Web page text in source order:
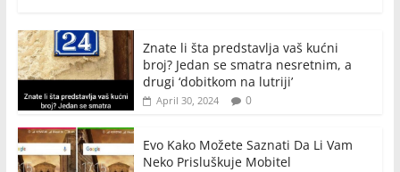
Znate li šta predstavlja vaš kućni
broj? Jedan se smatra nesretnim, a
drugi ‘dobitkom na lutriji’
April 30, 2024 0
Evo Kako Možete Saznati Da Li Vam
Neko Prisluškuje Mobitel